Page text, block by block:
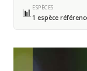
📊ESPÈCES
1 espèce